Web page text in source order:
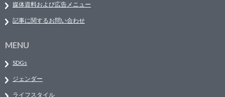
媒体資料および広告メニュー
記事に関するお問い合わせ
MENU
SDGs
ジェンダー
ライフスタイル